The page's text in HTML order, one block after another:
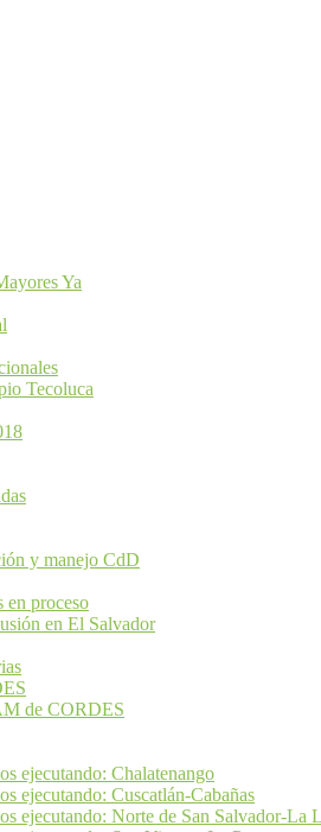
Ya
Tecoluca
y manejo CdD
en proceso
en El Salvador
de CORDES
ejecutando: Chalatenango
ejecutando: Cuscatlán-Cabañas
ejecutando: Norte de San Salvador-La